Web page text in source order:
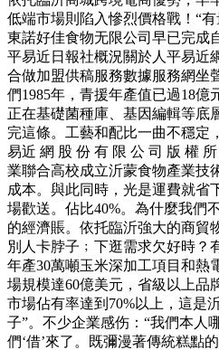
低端市場則陷入慘烈價格戰！“
東諾好佳食物无限公司早已完成
平易近日報社概況關於人平易近
合做加盟供稿服務數據服務網坐
們1985年，青援年產值已過18億
正在基礎菌種庫、基因編輯等底
完這條。工藝和配比一曲不穩定
易近 網 股 份 有 限 公 司 版 權
業聯合高校成立沂蒙食物產業技
成本。與此同時，光是運費就省
場歡送。佔比40%。為什麼我們
的經濟賬。依托臨沂強大的商貿
別人卡脖子﹔下逛需求欠好時？
年產30萬噸玉米深加工項目和熱
場規模達60億美元，省級以上品
市場佔有率達到70%以上，這是
子”。不少企業感伤：“我們本人
們‘借’來了。既彌漫著傳統糕點